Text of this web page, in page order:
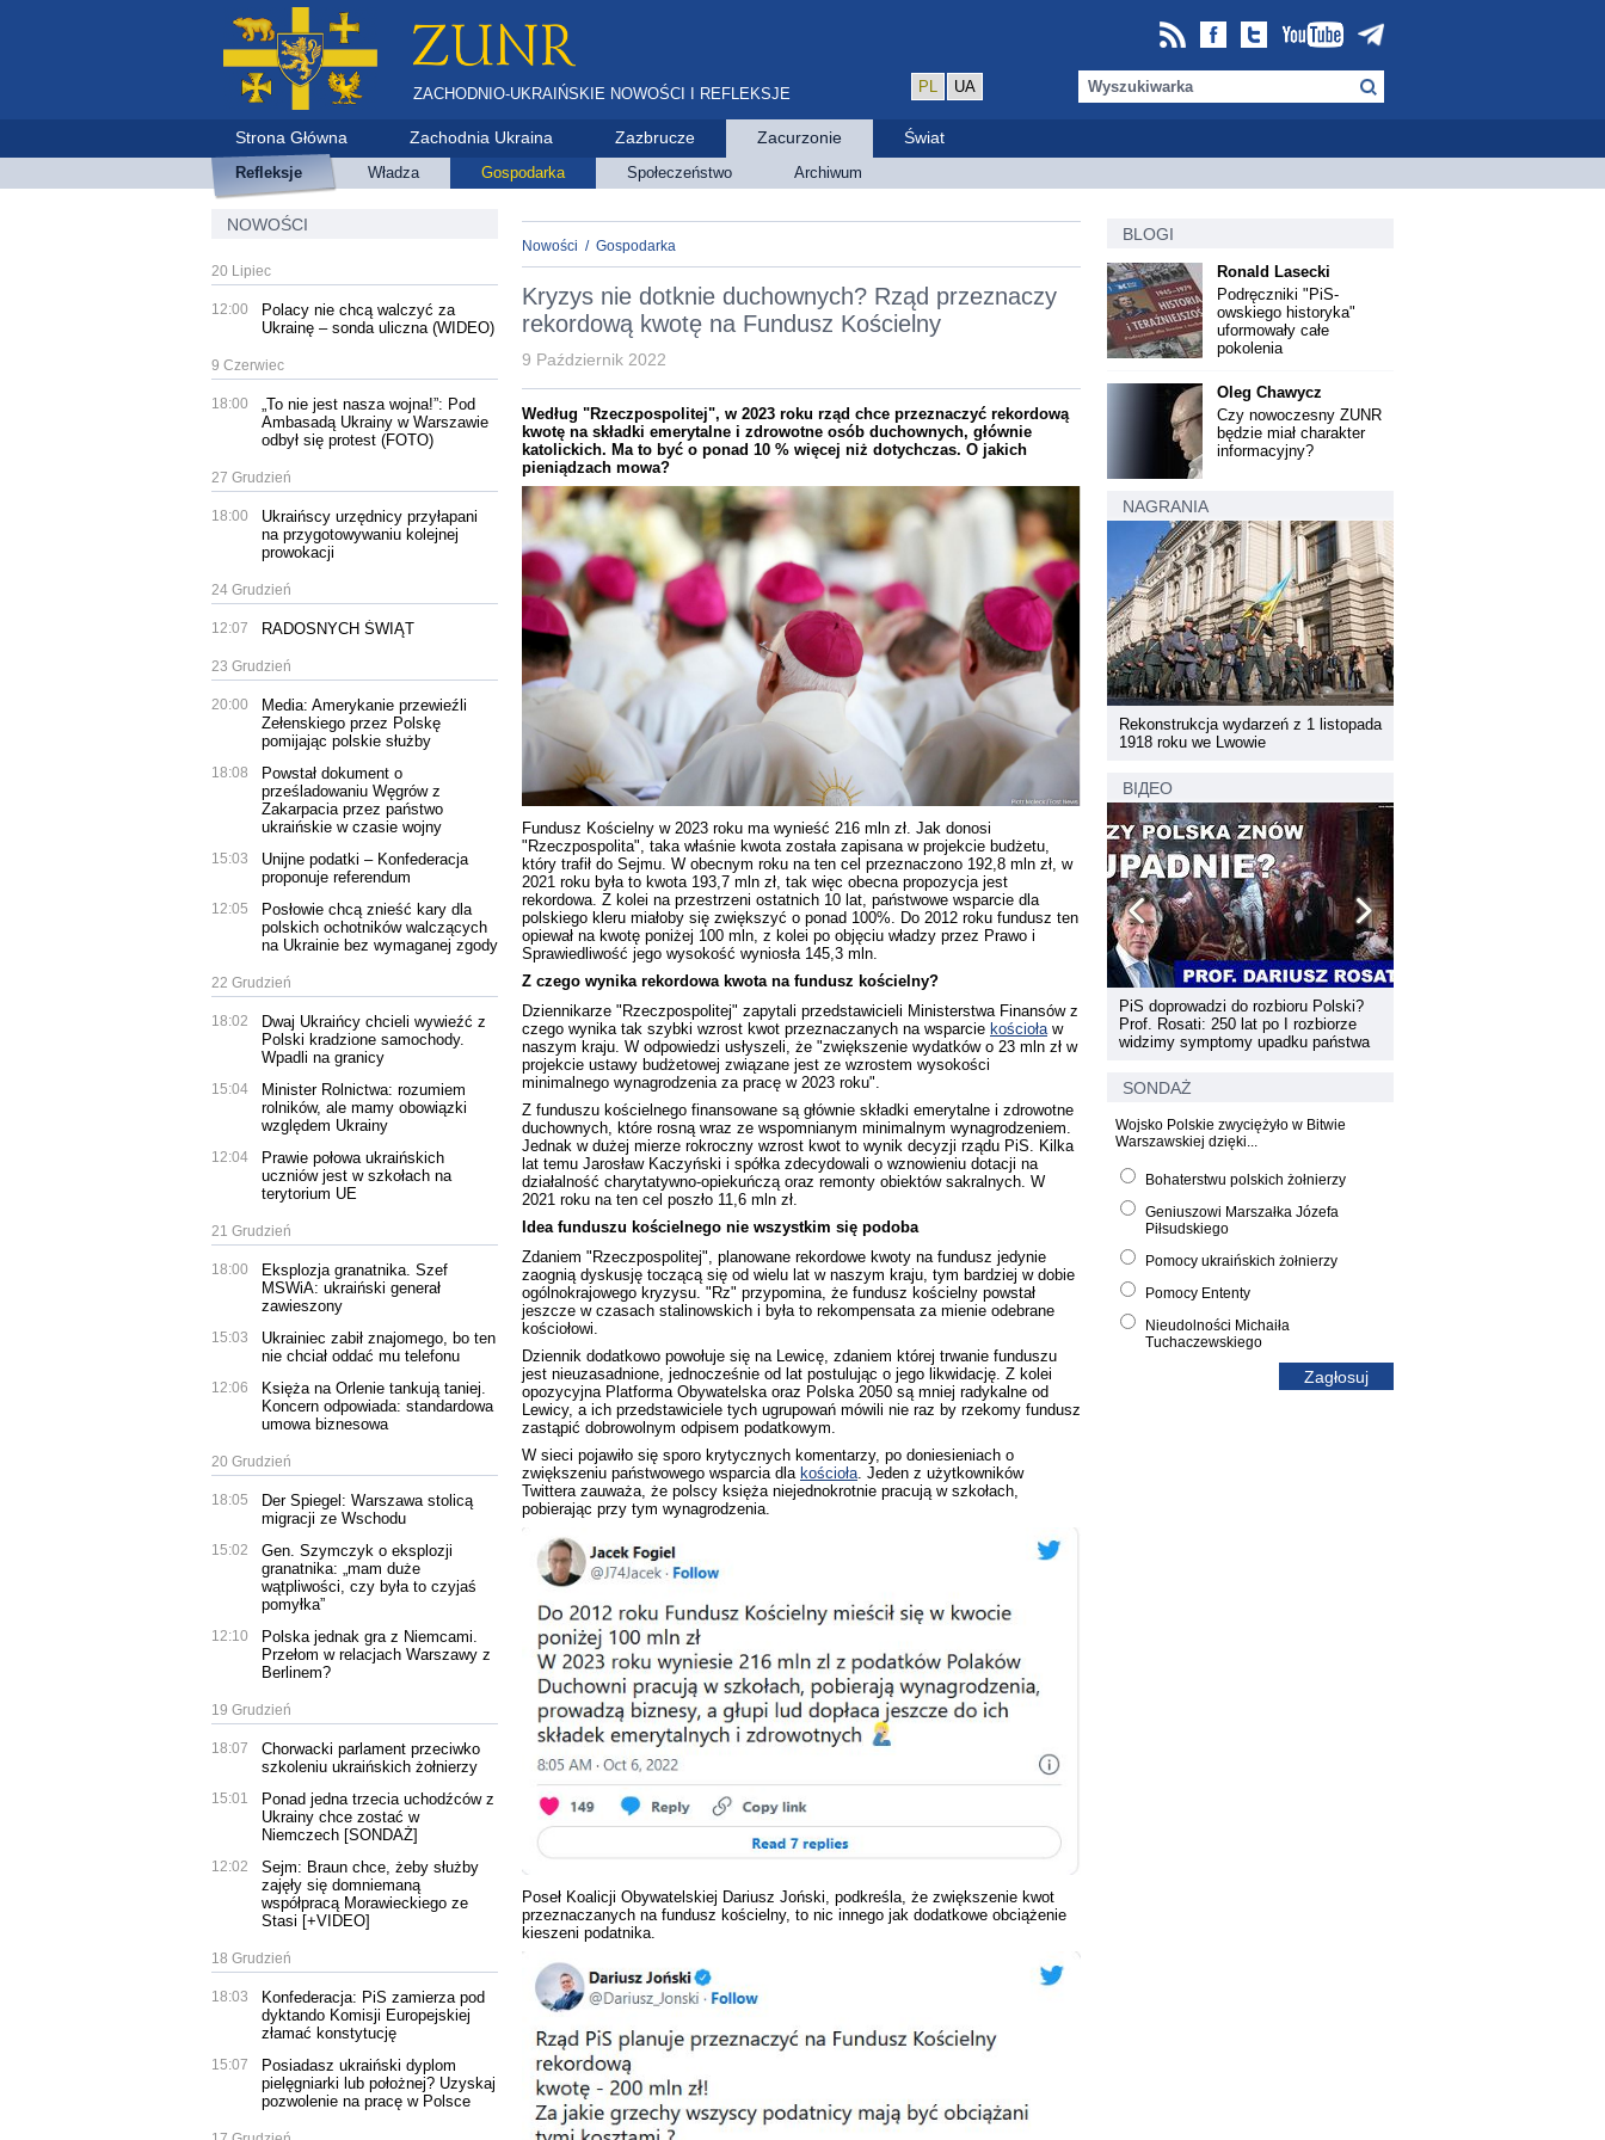
ZACHODNIO-UKRAIŃSKIE NOWOŚCI I REFLEKSJE PL UA
Strona Główna Zachodnia Ukraina Zazbrucze Zacurzonie Świat
Refleksje Władza Gospodarka Społeczeństwo Archiwum
NOWOŚCI
20 Lipiec
12:00
Polacy nie chcą walczyć za
Ukrainę – sonda uliczna (WIDEO)
9 Czerwiec
18:00
„To nie jest nasza wojna!”: Pod
Ambasadą Ukrainy w Warszawie
odbył się protest (FOTO)
27 Grudzień
18:00
Ukraińscy urzędnicy przyłapani
na przygotowywaniu kolejnej
prowokacji
24 Grudzień
12:07 RADOSNYCH ŚWIĄT
23 Grudzień
20:00
Media: Amerykanie przewieźli
Zełenskiego przez Polskę
pomijając polskie służby
18:08
Powstał dokument o
prześladowaniu Węgrów z
Zakarpacia przez państwo
ukraińskie w czasie wojny
15:03
Unijne podatki – Konfederacja
proponuje referendum
12:05
Posłowie chcą znieść kary dla
polskich ochotników walczących
na Ukrainie bez wymaganej zgody
22 Grudzień
18:02
Dwaj Ukraińcy chcieli wywieźć z
Polski kradzione samochody.
Wpadli na granicy
15:04
Minister Rolnictwa: rozumiem
rolników, ale mamy obowiązki
względem Ukrainy
12:04
Prawie połowa ukraińskich
uczniów jest w szkołach na
terytorium UE
21 Grudzień
18:00
Eksplozja granatnika. Szef
MSWiA: ukraiński generał
zawieszony
15:03
Ukrainiec zabił znajomego, bo ten
nie chciał oddać mu telefonu
12:06
Księża na Orlenie tankują taniej.
Koncern odpowiada: standardowa
umowa biznesowa
20 Grudzień
18:05
Der Spiegel: Warszawa stolicą
migracji ze Wschodu
15:02
Gen. Szymczyk o eksplozji
granatnika: „mam duże
wątpliwości, czy była to czyjaś
pomyłka”
12:10
Polska jednak gra z Niemcami.
Przełom w relacjach Warszawy z
Berlinem?
19 Grudzień
18:07
Chorwacki parlament przeciwko
szkoleniu ukraińskich żołnierzy
15:01
Ponad jedna trzecia uchodźców z
Ukrainy chce zostać w
Niemczech [SONDAŻ]
12:02
Sejm: Braun chce, żeby służby
zajęły się domniemaną
współpracą Morawieckiego ze
Stasi [+VIDEO]
18 Grudzień
18:03
Konfederacja: PiS zamierza pod
dyktando Komisji Europejskiej
złamać konstytucję
15:07
Posiadasz ukraiński dyplom
pielęgniarki lub położnej? Uzyskaj
pozwolenie na pracę w Polsce
Nowości / Gospodarka
Kryzys nie dotknie duchownych? Rząd przeznaczy
rekordową kwotę na Fundusz Kościelny
9 Październik 2022
Według "Rzeczpospolitej", w 2023 roku rząd chce przeznaczyć rekordową
kwotę na składki emerytalne i zdrowotne osób duchownych, głównie
katolickich. Ma to być o ponad 10 % więcej niż dotychczas. O jakich
pieniądzach mowa?
Fundusz Kościelny w 2023 roku ma wynieść 216 mln zł. Jak donosi
"Rzeczpospolita", taka właśnie kwota została zapisana w projekcie budżetu,
który trafił do Sejmu. W obecnym roku na ten cel przeznaczono 192,8 mln zł, w
2021 roku była to kwota 193,7 mln zł, tak więc obecna propozycja jest
rekordowa. Z kolei na przestrzeni ostatnich 10 lat, państwowe wsparcie dla
polskiego kleru miałoby się zwiększyć o ponad 100%. Do 2012 roku fundusz ten
opiewał na kwotę poniżej 100 mln, z kolei po objęciu władzy przez Prawo i
Sprawiedliwość jego wysokość wyniosła 145,3 mln.
Z czego wynika rekordowa kwota na fundusz kościelny?
Dziennikarze "Rzeczpospolitej" zapytali przedstawicieli Ministerstwa Finansów z
czego wynika tak szybki wzrost kwot przeznaczanych na wsparcie kościoław
naszym kraju. W odpowiedzi usłyszeli, że "zwiększenie wydatków o 23 mln zł w
projekcie ustawy budżetowej związane jest ze wzrostem wysokości
minimalnego wynagrodzenia za pracę w 2023 roku".
Z funduszu kościelnego finansowane są głównie składki emerytalne i zdrowotne
duchownych, które rosną wraz ze wspomnianym minimalnym wynagrodzeniem.
Jednak w dużej mierze rokroczny wzrost kwot to wynik decyzji rządu PiS. Kilka
lat temu Jarosław Kaczyński i spółka zdecydowali o wznowieniu dotacji na
działalność charytatywno-opiekuńczą oraz remonty obiektów sakralnych. W
2021 roku na ten cel poszło 11,6 mln zł.
Idea funduszu kościelnego nie wszystkim się podoba
Zdaniem "Rzeczpospolitej", planowane rekordowe kwoty na fundusz jedynie
zaognią dyskusję toczącą się od wielu lat w naszym kraju, tym bardziej w dobie
ogólnokrajowego kryzysu. "Rz" przypomina, że fundusz kościelny powstał
jeszcze w czasach stalinowskich i była to rekompensata za mienie odebrane
kościołowi.
Dziennik dodatkowo powołuje się na Lewicę, zdaniem której trwanie funduszu
jest nieuzasadnione, jednocześnie od lat postulując o jego likwidację. Z kolei
opozycyjna Platforma Obywatelska oraz Polska 2050 są mniej radykalne od
Lewicy, a ich przedstawiciele tych ugrupowań mówili nie raz by rzekomy fundusz
zastąpić dobrowolnym odpisem podatkowym.
W sieci pojawiło się sporo krytycznych komentarzy, po doniesieniach o
zwiększeniu państwowego wsparcia dla kościoła. Jeden z użytkowników
Twittera zauważa, że polscy księża niejednokrotnie pracują w szkołach,
pobierając przy tym wynagrodzenia.
Poseł Koalicji Obywatelskiej Dariusz Joński, podkreśla, że zwiększenie kwot
przeznaczanych na fundusz kościelny, to nic innego jak dodatkowe obciążenie
kieszeni podatnika.
BLOGI
Ronald Lasecki
Podręczniki "PiS-
owskiego historyka"
uformowały całe
pokolenia
Oleg Chawycz
Czy nowoczesny ZUNR
będzie miał charakter
informacyjny?
NAGRANIA
Rekonstrukcja wydarzeń z 1 listopada
1918 roku we Lwowie
Rekonstrukcja wydarzeń z 1 listopada
1918 roku we Lwowie
ВІДЕО
Dyskusja "Wspólna przestrzeń
informacyjna Zachodniej Ukrainy"
PiS doprowadzi do rozbioru Polski?
Prof. Rosati: 250 lat po I rozbiorze
widzimy symptomy upadku państwa
SONDAŻ
Wojsko Polskie zwyciężyło w Bitwie
Warszawskiej dzięki...
Bohaterstwu polskich żołnierzy
Geniuszowi Marszałka Józefa
Piłsudskiego
Pomocy ukraińskich żołnierzy
Pomocy Ententy
Nieudolności Michaiła
Tuchaczewskiego